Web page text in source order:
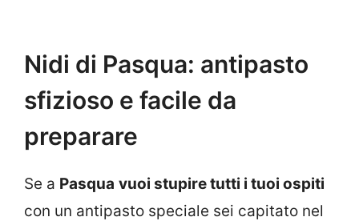
Nidi di Pasqua: antipasto
sfizioso e facile da
preparare
Se a Pasqua vuoi stupire tutti i tuoi ospiti
con un antipasto speciale sei capitato nel